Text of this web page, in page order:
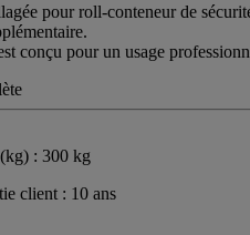
pour roll-conteneur de
conçu pour un usage
: 300 kg
client : 10 ans